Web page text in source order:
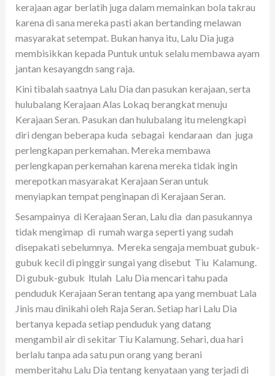
kerajaan agar berlatih juga dalam memainkan bola takrau
karena di sana mereka pasti akan bertanding melawan
masyarakat setempat. Bukan hanya itu, Lalu Dia juga
membisikkan kepada Puntuk untuk selalu membawa ayam
jantan kesayangdn sang raja.
Kini tibalah saatnya Lalu Dia dan pasukan kerajaan, serta
hulubalang Kerajaan Alas Lokaq berangkat menuju
Kerajaan Seran. Pasukan dan hulubalang itu melengkapi
diri dengan beberapa kuda sebagai kendaraan dan juga
perlengkapan perkemahan. Mereka membawa
perlengkapan perkemahan karena mereka tidak ingin
merepotkan masyarakat Kerajaan Seran untuk
menyiapkan tempat penginapan di Kerajaan Seran.
Sesampainya di Kerajaan Seran, Lalu dia dan pasukannya
tidak mengimap di rumah warga seperti yang sudah
disepakati sebelumnya. Mereka sengaja membuat gubuk-
gubuk kecil di pinggir sungai yang disebut Tiu Kalamung.
Di gubuk-gubuk ltulah Lalu Dia mencari tahu pada
penduduk Kerajaan Seran tentang apa yang membuat Lala
Jinis mau dinikahi oleh Raja Seran. Setiap hari Lalu Dia
bertanya kepada setiap penduduk yang datang
mengambil air di sekitar Tiu Kalamung. Sehari, dua hari
berlalu tanpa ada satu pun orang yang berani
memberitahu Lalu Dia tentang kenyataan yang terjadi di